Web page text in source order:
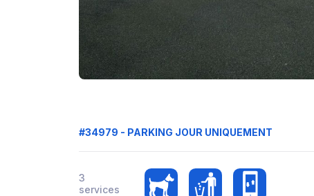
#34979 - PARKING JOUR UNIQUEMENT
3
services